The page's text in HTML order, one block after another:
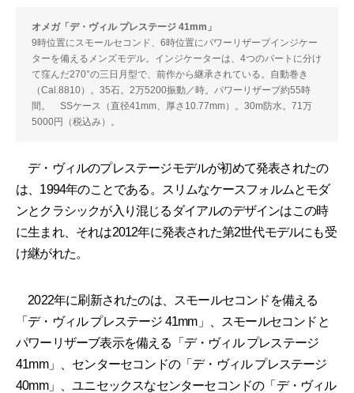
オメガ「デ・ヴィル プレステージ 41mm」
9時位置にスモールセコンド、6時位置にパワーリザーブインジケー
ターを備えるメンズモデル。インジケーターは、4つのパートに分け
て窪んだ270°の三日月型で、前作から継承されている。自動巻き
（Cal.8810）。35石。2万5200振動／時。パワーリザーブ約55時
間。 SSケース（直径41mm、厚さ10.77mm）。30m防水。71万
5000円（税込み）。
デ・ヴィルのプレステージモデルが初めて発表されたの
は、1994年のことである。スリムなケースフォルムとモダ
ンとクラシックが入り混じるダイアルのデザインはこの時
に生まれ、それは2012年に発表された第2世代モデルにも受
け継がれた。
2022年に刷新されたのは、スモールセコンドを備える
「デ・ヴィル プレステージ 41mm」、スモールセコンドと
パワーリザーブ表示を備える「デ・ヴィル プレステージ
41mm」、センターセコンドの「デ・ヴィル プレステージ
40mm」、ユニセックスなセンターセコンドの「デ・ヴィル